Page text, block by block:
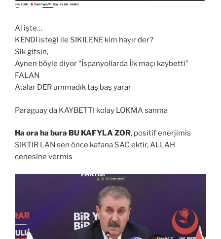
Al işte…
KENDI isteği ile SIKILENE kim hayır der?
Sik gitsin,
Aynen böyle diyor “İspanyollarda İlk maçı kaybetti”
FALAN
Atalar DER ummadık taş baş yarar
Paraguay da KAYBETTI kolay LOKMA sanma
Ha ora ha bura BU KAFYLA ZOR, positif enerjimis
SIKTIR LAN sen önce kafana SAC ektir, ALLAH
cenesine vermis